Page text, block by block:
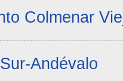
Colmenar
Andévalo